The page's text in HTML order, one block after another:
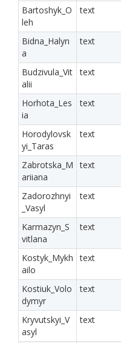
Bartoshyk_O
leh
text
Bidna_Halyn
a
text
Budzivula_Vit
alii
text
Horhota_Les
ia
text
Horodylovsk
yi_Taras
text
Zabrotska_M
ariiana
text
Zadorozhnyi
_Vasyl
text
Karmazyn_S
vitlana
text
Kostyk_Mykh
ailo
text
Kostiuk_Volo
dymyr
text
Kryvutskyi_V
asyl
text